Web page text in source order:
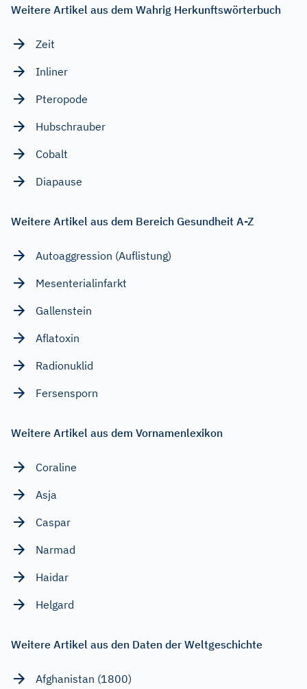
Weitere Artikel aus dem Wahrig Herkunftswörterbuch
Zeit
Inliner
Pteropode
Hubschrauber
Cobalt
Diapause
Weitere Artikel aus dem Bereich Gesundheit A-Z
Autoaggression (Auflistung)
Mesenterialinfarkt
Gallenstein
Aflatoxin
Radionuklid
Fersensporn
Weitere Artikel aus dem Vornamenlexikon
Coraline
Asja
Caspar
Narmad
Haidar
Helgard
Weitere Artikel aus den Daten der Weltgeschichte
Afghanistan (1800)